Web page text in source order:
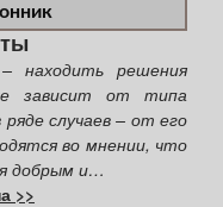
находить решения
зависит от типа
случаев – от его
во мнении, что
добрым и…
>>